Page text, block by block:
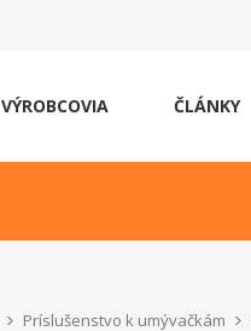
VÝROBCOVIA ČLÁNKY
Príslušenstvo k umývačkám